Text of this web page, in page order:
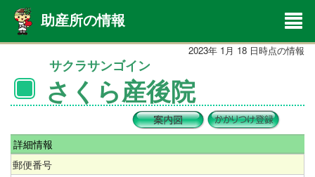
助産所の情報
2023年 1月 18 日時点の情報
サクラサンゴイン
さくら産後院
詳細情報
郵便番号